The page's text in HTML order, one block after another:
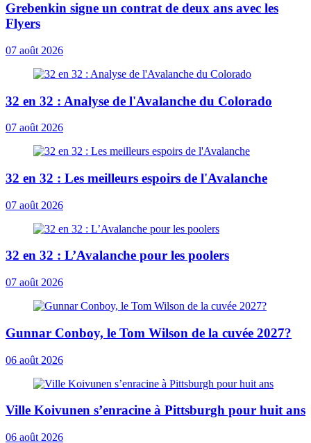
Grebenkin signe un contrat de deux ans avec les
Flyers
07 août 2026
32 en 32 : Analyse de l'Avalanche du Colorado
07 août 2026
32 en 32 : Les meilleurs espoirs de l'Avalanche
07 août 2026
32 en 32 : L’Avalanche pour les poolers
07 août 2026
Gunnar Conboy, le Tom Wilson de la cuvée 2027?
06 août 2026
Ville Koivunen s’enracine à Pittsburgh pour huit ans
06 août 2026